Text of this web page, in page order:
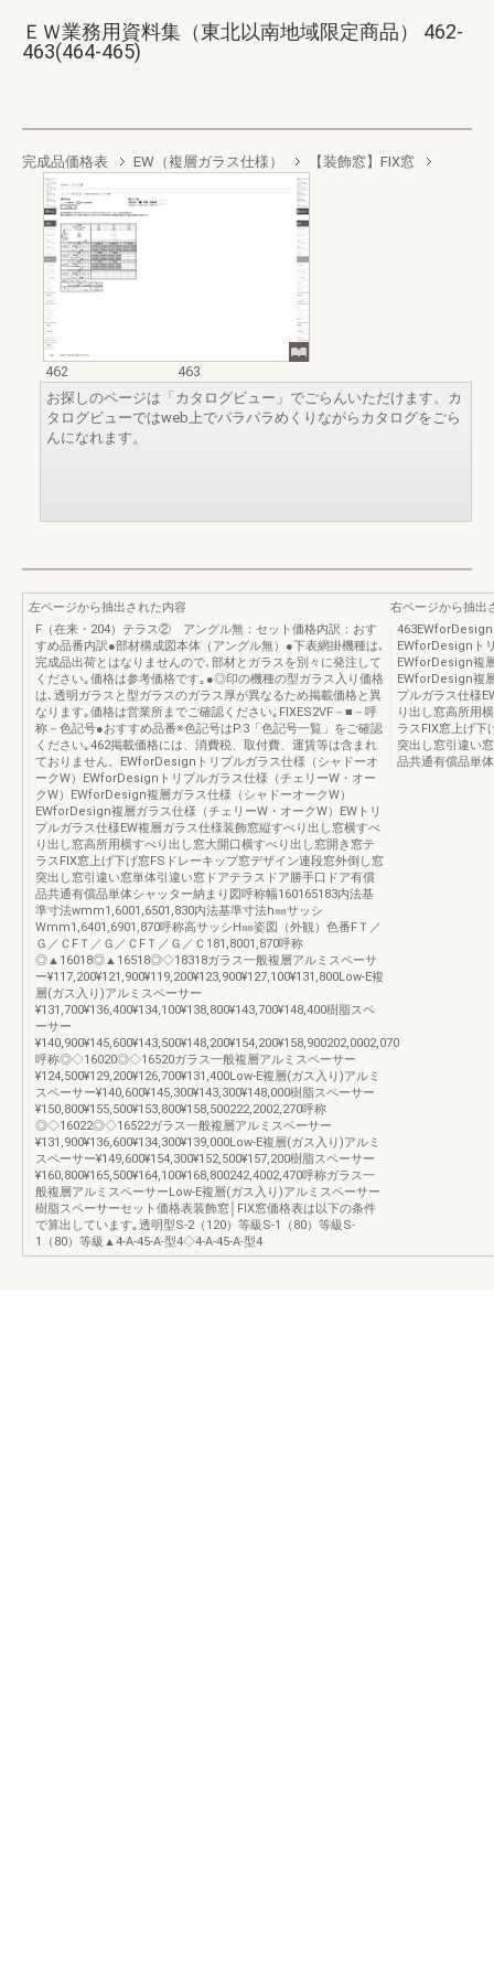
ＥＷ業務用資料集（東北以南地域限定商品） 462-
463(464-465)
完成品価格表 EW（複層ガラス仕様） 【装飾窓】FIX窓
462
463
お探しのページは「カタログビュー」でごらんいただけます。カ
タログビューではweb上でパラパラめくりながらカタログをごら
んになれます。
左ページから抽出された内容
F（在来・204）テラス② アングル無：セット価格内訳：おす
すめ品番内訳●部材構成図本体（アングル無）●下表網掛機種は､
完成品出荷とはなりませんので､部材とガラスを別々に発注して
ください｡価格は参考価格です｡●◎印の機種の型ガラス入り価格
は､透明ガラスと型ガラスのガラス厚が異なるため掲載価格と異
なります｡価格は営業所までご確認ください｡FIXES2VF－■－呼
称－色記号●おすすめ品番※色記号はP.3「色記号一覧」をご確認
ください｡462掲載価格には、消費税、取付費、運賃等は含まれ
ておりません。EWforDesignトリプルガラス仕様（シャドーオ
ークW）EWforDesignトリプルガラス仕様（チェリーW・オー
クW）EWforDesign複層ガラス仕様（シャドーオークW）
EWforDesign複層ガラス仕様（チェリーW・オークW）EWトリ
プルガラス仕様EW複層ガラス仕様装飾窓縦すべり出し窓横すべ
り出し窓高所用横すべり出し窓大開口横すべり出し窓開き窓テ
ラスFIX窓上げ下げ窓FSドレーキップ窓デザイン連段窓外倒し窓
突出し窓引違い窓単体引違い窓ドアテラスドア勝手口ドア有償
品共通有償品単体シャッター納まり図呼称幅160165183内法基
準寸法wmm1,6001,6501,830内法基準寸法h㎜サッシ
Wmm1,6401,6901,870呼称高サッシH㎜姿図（外観）色番FＴ／
Ｇ／ＣFＴ／Ｇ／ＣFＴ／Ｇ／Ｃ181,8001,870呼称
◎▲16018◎▲16518◎◇18318ガラス一般複層アルミスペーサ
ー¥117,200¥121,900¥119,200¥123,900¥127,100¥131,800Low-E複
層(ガス入り)アルミスペーサー
¥131,700¥136,400¥134,100¥138,800¥143,700¥148,400樹脂スペ
ーサー
¥140,900¥145,600¥143,500¥148,200¥154,200¥158,900202,0002,070
呼称◎◇16020◎◇16520ガラス一般複層アルミスペーサー
¥124,500¥129,200¥126,700¥131,400Low-E複層(ガス入り)アルミ
スペーサー¥140,600¥145,300¥143,300¥148,000樹脂スペーサー
¥150,800¥155,500¥153,800¥158,500222,2002,270呼称
◎◇16022◎◇16522ガラス一般複層アルミスペーサー
¥131,900¥136,600¥134,300¥139,000Low-E複層(ガス入り)アルミ
スペーサー¥149,600¥154,300¥152,500¥157,200樹脂スペーサー
¥160,800¥165,500¥164,100¥168,800242,4002,470呼称ガラス一
般複層アルミスペーサーLow-E複層(ガス入り)アルミスペーサー
樹脂スペーサーセット価格表装飾窓│FIX窓価格表は以下の条件
で算出しています｡透明型S-2（120）等級S-1（80）等級S-
1（80）等級▲4-A-45-A-型4◇4-A-45-A-型4
右ページから抽出
463EWforDesign
EWforDesignト
EWforDesign複
EWforDesign複
プルガラス仕様
り出し窓高所用
ラスFIX窓上げ下
突出し窓引違い
品共通有償品単